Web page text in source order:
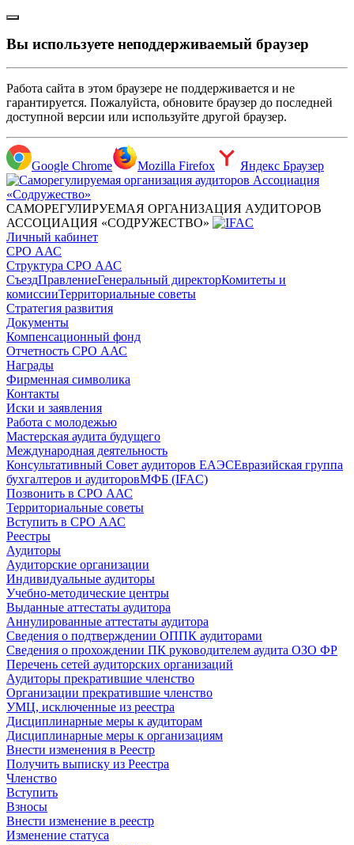
Вы используете неподдерживаемый браузер
Работа сайта в этом браузере не поддерживается и не
гарантируется. Пожалуйста, обновите браузер до последней
доступной версии или используйте другой браузер.
Google Chrome Mozilla Firefox Яндекс Браузер
САМОРЕГУЛИРУЕМАЯ ОРГАНИЗАЦИЯ АУДИТОРОВ
АССОЦИАЦИЯ «СОДРУЖЕСТВО»
Личный кабинет
СРО ААС
Структура СРО ААС
СъездПравлениеГенеральный директорКомитеты и
комиссииТерриториальные советы
Стратегия развития
Документы
Компенсационный фонд
Отчетность СРО ААС
Награды
Фирменная символика
Контакты
Иски и заявления
Работа с молодежью
Мастерская аудита будущего
Международная деятельность
Консультативный Совет аудиторов ЕАЭСЕвразийская группа
бухгалтеров и аудиторовМФБ (IFAC)
Позвонить в СРО ААС
Территориальные советы
Вступить в СРО ААС
Реестры
Аудиторы
Аудиторские организации
Индивидуальные аудиторы
Учебно-методические центры
Выданные аттестаты аудитора
Аннулированные аттестаты аудитора
Сведения о подтверждении ОППК аудиторами
Сведения о прохождении ПК руководителем аудита ОЗО ФР
Перечень сетей аудиторских организаций
Аудиторы прекратившие членство
Организации прекратившие членство
УМЦ, исключенные из реестра
Дисциплинарные меры к аудиторам
Дисциплинарные меры к организациям
Внести изменения в Реестр
Получить выписку из Реестра
Членство
Вступить
Взносы
Внести изменение в реестр
Изменение статуса